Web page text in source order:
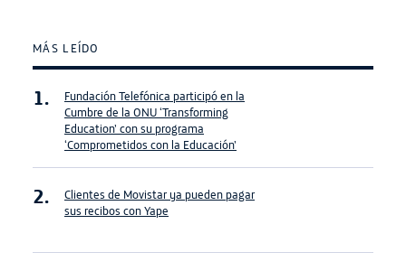
MÁS LEÍDO
Fundación Telefónica participó en la
Cumbre de la ONU ‘Transforming
Education’ con su programa
‘Comprometidos con la Educación’
Clientes de Movistar ya pueden pagar
sus recibos con Yape